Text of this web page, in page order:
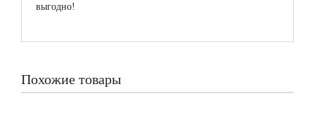
выгодно!
Похожие товары